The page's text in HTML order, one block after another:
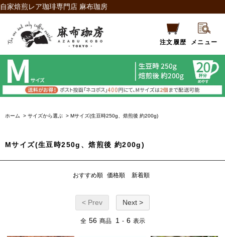
自家焙煎レア珈琲専門店 麻布珈房
注文履歴 メニュー
ホーム > サイズから選ぶ > Mサイズ(生豆時250g、焙煎後 約200g)
Mサイズ(生豆時250g、焙煎後 約200g)
おすすめ順 価格順 新着順
< Prev Next >
全 56 商品 1 - 6 表示